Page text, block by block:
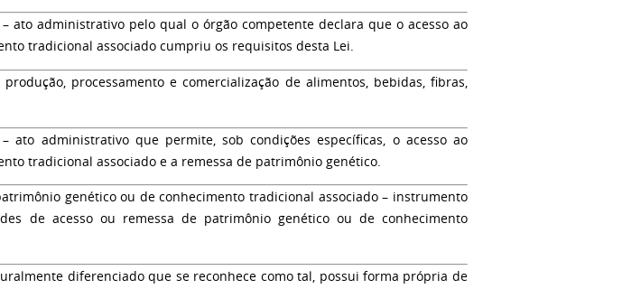
– ato administrativo pelo qual o órgão competente declara que o acesso ao
tradicional associado cumpriu os requisitos desta Lei.
processamento e comercialização de alimentos, bebidas, fibras,
– ato administrativo que permite, sob condições específicas, o acesso ao
tradicional associado e a remessa de patrimônio genético.
genético ou de conhecimento tradicional associado– instrumento
de acesso ou remessa de patrimônio genético ou de conhecimento
diferenciado que se reconhece como tal, possui forma própria de